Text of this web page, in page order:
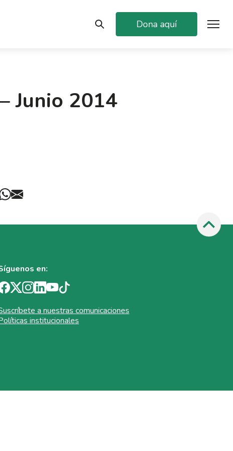
Dona aquí
Junio 2014
en:
a nuestras comunicaciones
institucionales